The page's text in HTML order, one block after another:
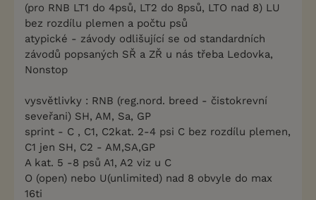
(pro RNB LT1 do 4psů, LT2 do 8psů, LTO nad 8) LU
bez rozdílu plemen a počtu psů
atypické - závody odlišující se od standardních
závodů popsaných SŘ a ZŘ u nás třeba Ledovka,
Nonstop
vysvětlivky : RNB (reg.nord. breed - čistokrevní
seveřani) SH, AM, Sa, GP
sprint - C , C1, C2kat. 2-4 psi C bez rozdílu plemen,
C1 jen SH, C2 - AM,SA,GP
A kat. 5 -8 psů A1, A2 viz u C
O (open) nebo U(unlimited) nad 8 obvyle do max
16ti